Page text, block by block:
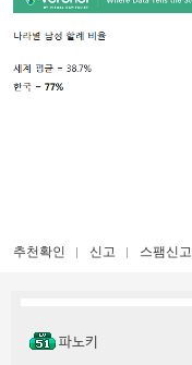
추천확인 신고 스팸신고
파노키